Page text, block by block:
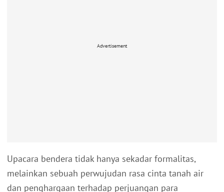
Advertisement
Upacara bendera tidak hanya sekadar formalitas,
melainkan sebuah perwujudan rasa cinta tanah air
dan penghargaan terhadap perjuangan para